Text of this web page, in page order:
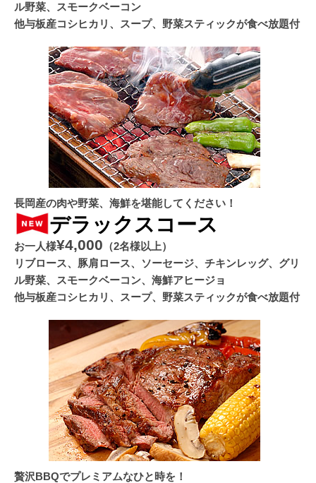
ル野菜、スモークベーコン
他与板産コシヒカリ、スープ、野菜スティックが食べ放題付
長岡産の肉や野菜、海鮮を堪能してください！
デラックスコース
お一人様¥4,000 （2名様以上）
リブロース、豚肩ロース、ソーセージ、チキンレッグ、グリ
ル野菜、スモークベーコン、海鮮アヒージョ
他与板産コシヒカリ、スープ、野菜スティックが食べ放題付
贅沢BBQでプレミアムなひと時を！